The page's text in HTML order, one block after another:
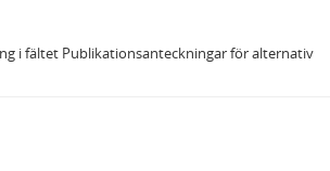
i fältet Publikationsanteckningar för alternativ